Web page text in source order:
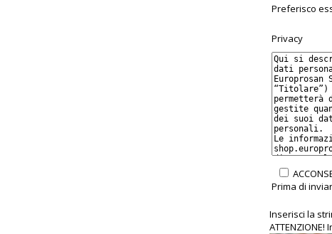
Preferisco
Privacy
Prima di
Inserisci la